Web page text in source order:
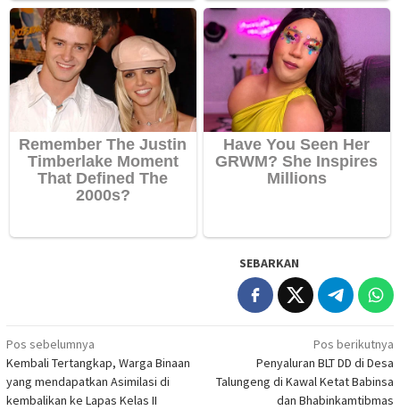
SEBARKAN
Navigasi
pos
Pos sebelumnya
Kembali Tertangkap, Warga Binaan
yang mendapatkan Asimilasi di
kembalikan ke Lapas Kelas II
Pos berikutnya
Penyaluran BLT DD di Desa
Talungeng di Kawal Ketat Babinsa
dan Bhabinkamtibmas